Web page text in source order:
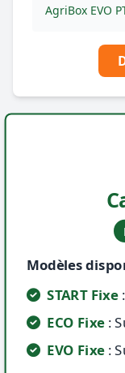
AgriBox EVO
Modèles
START Fixe
ECO Fixe:
EVO Fixe: